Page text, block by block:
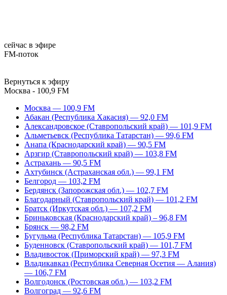
сейчас в эфире
FM-поток
Вернуться к эфиру
Москва - 100,9 FM
Москва — 100,9 FM
Абакан (Республика Хакасия) — 92,0 FM
Александровское (Ставропольский край) — 101,9 FM
Альметьевск (Республика Татарстан) — 99,6 FM
Анапа (Краснодарский край) — 90,5 FM
Арзгир (Ставропольский край) — 103,8 FM
Астрахань — 90,5 FM
Ахтубинск (Астраханская обл.) — 99,1 FM
Белгород — 103,2 FM
Бердянск (Запорожская обл.) — 102,7 FM
Благодарный (Ставропольский край) — 101,2 FM
Братск (Иркутская обл.) — 107,2 FM
Бриньковская (Краснодарский край) – 96,8 FM
Брянск — 98,2 FM
Бугульма (Республика Татарстан) — 105,9 FM
Буденновск (Ставропольский край) — 101,7 FM
Владивосток (Приморский край) — 97,3 FM
Владикавказ (Республика Северная Осетия — Алания)
— 106,7 FM
Волгодонск (Ростовская обл.) — 103,2 FM
Волгоград — 92,6 FM